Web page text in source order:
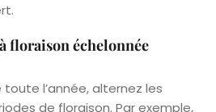
floraison échelonnée
l’année, alternez les
de floraison. Par exemple,